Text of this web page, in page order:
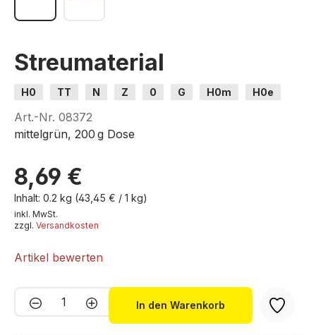
Streumaterial
H0 TT N Z 0 G H0m H0e
Art.-Nr. 08372
mittelgrün, 200 g Dose
8,69 €
Inhalt: 0.2 kg (43,45 € / 1 kg)
inkl. MwSt.
zzgl. Versandkosten
Artikel bewerten
Produkt Anzahl: Gib den
In den Warenkorb